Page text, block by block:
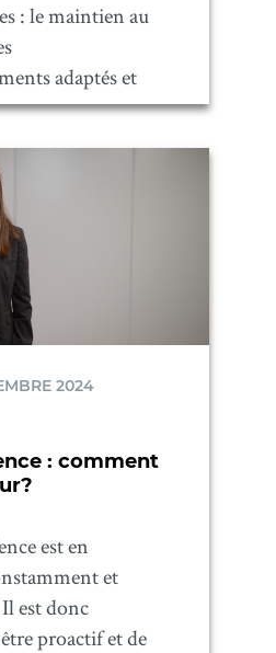
: le maintien au
adaptés et
2024
: comment
est en
et
est donc
proactif et de